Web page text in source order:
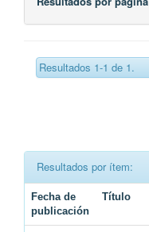
Resultados 1-1 de 1.
Resultados por ítem:
Fecha de
publicación
Título